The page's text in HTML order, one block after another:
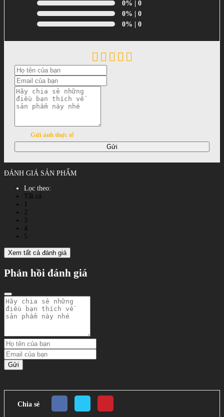
0% | 0
0% | 0
0% | 0
Gửi ảnh thực tế
Gửi
ĐÁNH GIÁ SẢN PHẨM
Lọc theo:
Tất cả
2
3
4
5
Xem tất cả đánh giá
Phản hồi đánh giá
Gửi
Chia sẻ